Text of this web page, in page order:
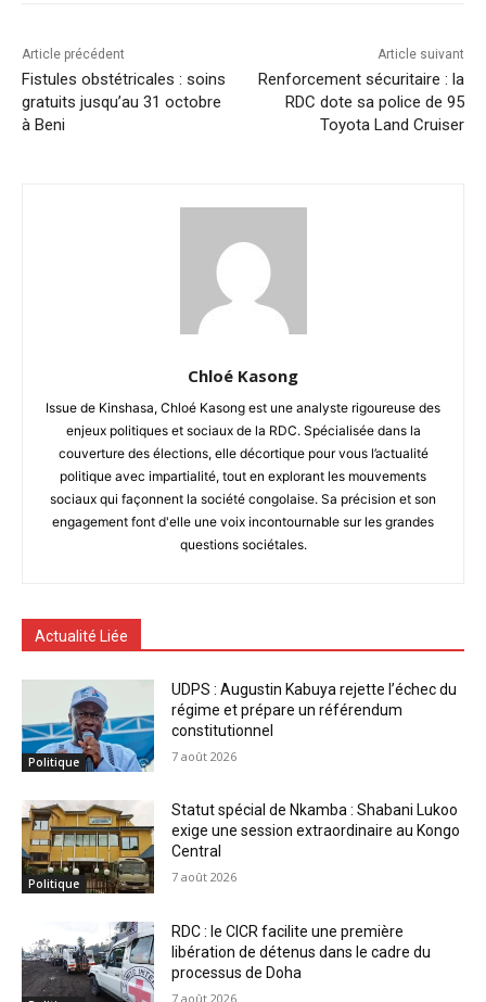
Article précédent
Fistules obstétricales : soins
gratuits jusqu’au 31 octobre
à Beni
Article suivant
Renforcement sécuritaire : la
RDC dote sa police de 95
Toyota Land Cruiser
Chloé Kasong
Issue de Kinshasa, Chloé Kasong est une analyste rigoureuse des
enjeux politiques et sociaux de la RDC. Spécialisée dans la
couverture des élections, elle décortique pour vous l’actualité
politique avec impartialité, tout en explorant les mouvements
sociaux qui façonnent la société congolaise. Sa précision et son
engagement font d'elle une voix incontournable sur les grandes
questions sociétales.
Actualité Liée
Politique
UDPS : Augustin Kabuya rejette l’échec du
régime et prépare un référendum
constitutionnel
7 août 2026
Politique
Statut spécial de Nkamba : Shabani Lukoo
exige une session extraordinaire au Kongo
Central
7 août 2026
RDC : le CICR facilite une première
libération de détenus dans le cadre du
processus de Doha
7 août 2026